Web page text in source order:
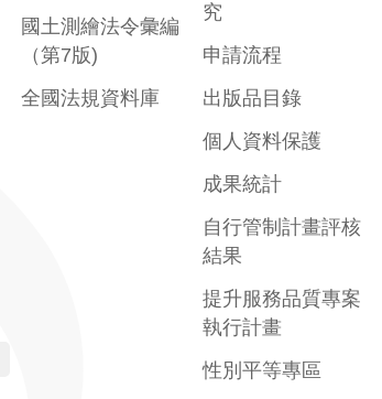
國土測繪法令彙編
（第7版)
全國法規資料庫
究
申請流程
出版品目錄
個人資料保護
成果統計
自行管制計畫評核
結果
提升服務品質專案
執行計畫
性別平等專區